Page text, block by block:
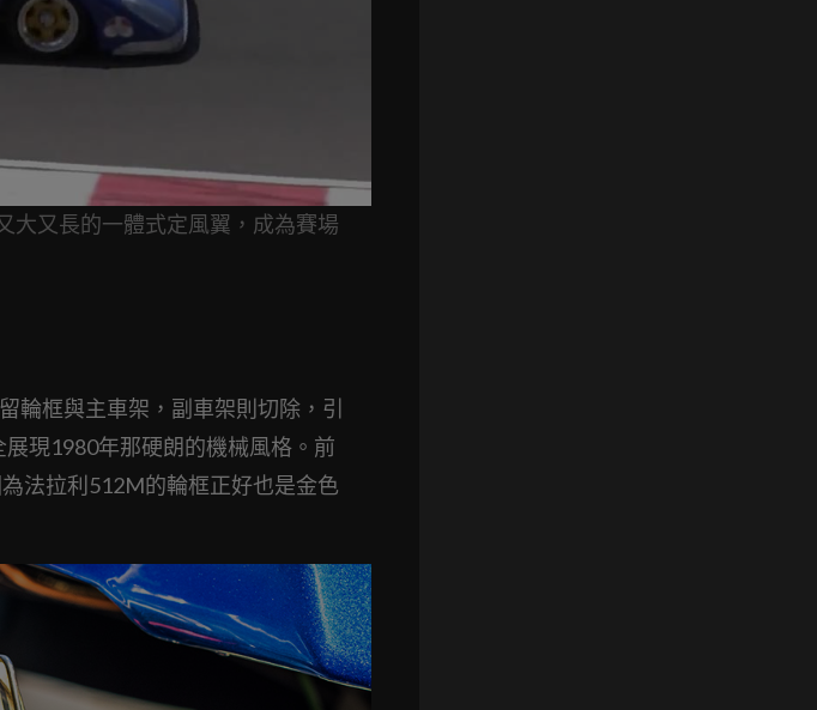
大又長的一體式定風翼，成為賽場
輪框與主車架，副車架則切除，引
現1980年那硬朗的機械風格。前
法拉利512M的輪框正好也是金色